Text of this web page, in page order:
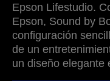
Epson Lifestudio.
Epson, Sound by
configuración
de un
un diseño elegante